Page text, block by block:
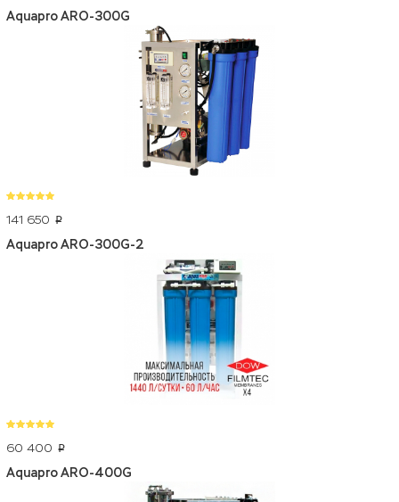
Aquapro ARO-300G
141 650 p
Aquapro ARO-300G-2
60 400 p
Aquapro ARO-400G